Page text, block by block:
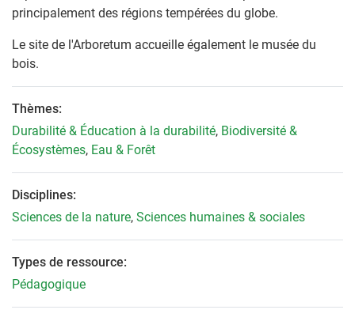
principalement des régions tempérées du globe.
Le site de l'Arboretum accueille également le musée du
bois.
Thèmes:
Durabilité & Éducation à la durabilité, Biodiversité &
Écosystèmes, Eau & Forêt
Disciplines:
Sciences de la nature, Sciences humaines & sociales
Types de ressource:
Pédagogique